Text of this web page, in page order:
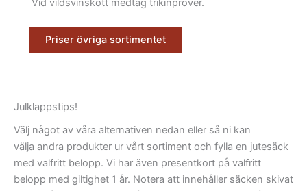
Vid vildsvinskött medtag trikinprover.
Priser övriga sortimentet
Julklappstips!
Välj något av våra alternativen nedan eller så ni kan
välja andra produkter ur vårt sortiment och fylla en jutesäck
med valfritt belopp. Vi har även presentkort på valfritt
belopp med giltighet 1 år. Notera att innehåller säcken skivat